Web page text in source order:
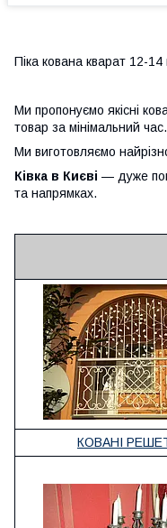
Піка кована кварат 12-14
Ми пропонуємо якісні
товар за мінімальний час.
Ми виготовляємо
Ківка в Києві — дуже
та напрямках.
КОВАНІ